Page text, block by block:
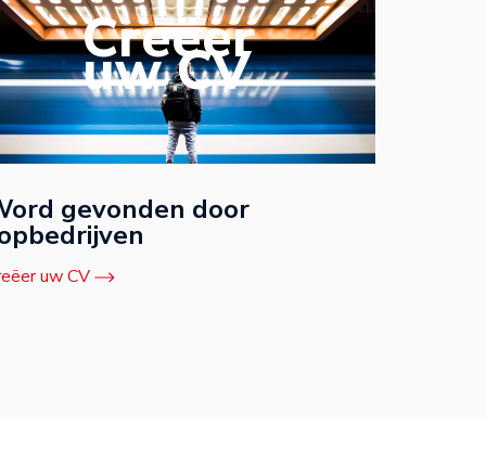
Creëer
uw CV
gevonden door
uw CV